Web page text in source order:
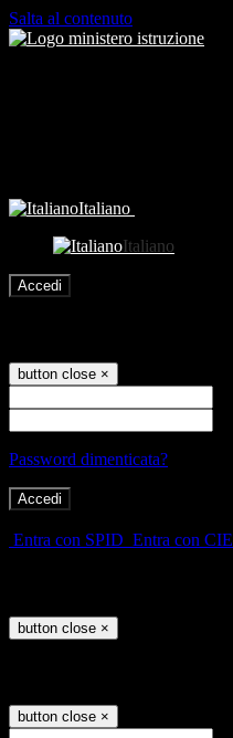
Salta al contenuto
Italiano
Italiano
Accedi
button close ×
Password dimenticata?
Entra con SPID Entra con CIE
button close ×
button close ×